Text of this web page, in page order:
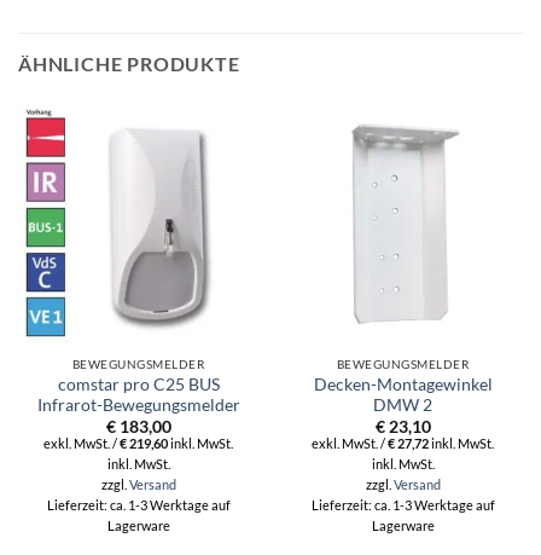
ÄHNLICHE PRODUKTE
BEWEGUNGSMELDER
comstar pro C25 BUS
Infrarot-Bewegungsmelder
€183,00
exkl. MwSt. /€219,60inkl. MwSt.
inkl. MwSt.
zzgl. Versand
Lieferzeit: ca. 1-3 Werktage auf
Lagerware
BEWEGUNGSMELDER
Decken-Montagewinkel
DMW 2
€23,10
exkl. MwSt. /€27,72inkl. MwSt.
inkl. MwSt.
zzgl. Versand
Lieferzeit: ca. 1-3 Werktage auf
Lagerware